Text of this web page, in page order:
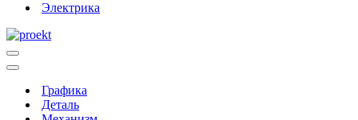
Электрика
Меню
навигации
Меню
навигацииГрафика
Деталь